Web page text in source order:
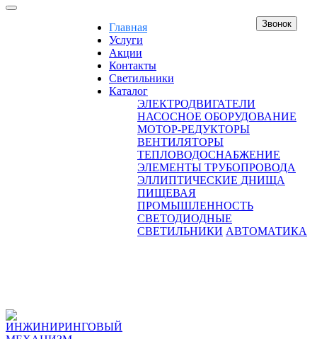
Главная
Услуги
Акции
Контакты
Светильники
Каталог
ЭЛЕКТРОДВИГАТЕЛИ
НАСОСНОЕ ОБОРУДОВАНИЕ
МОТОР-РЕДУКТОРЫ
ВЕНТИЛЯТОРЫ
ТЕПЛОВОДОСНАБЖЕНИЕ
ЭЛЕМЕНТЫ ТРУБОПРОВОДА
ЭЛЛИПТИЧЕСКИЕ ДНИЩА
ПИЩЕВАЯ
ПРОМЫШЛЕННОСТЬ
СВЕТОДИОДНЫЕ
СВЕТИЛЬНИКИ АВТОМАТИКА
Звонок